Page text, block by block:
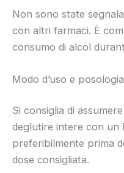
Non sono state
con altri farmaci. È
consumo di alcol
Modo d’uso e posologia
Si consiglia di
deglutire intere con un
preferibilmente prima
dose consigliata.